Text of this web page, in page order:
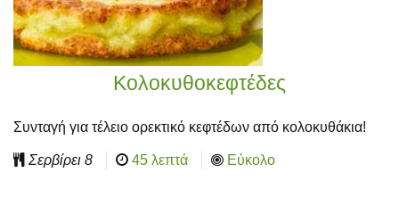
Κολοκυθοκεφτέδες
Συνταγή για τέλειο ορεκτικό κεφτέδων από κολοκυθάκια!
Σερβίρει 8 45 λεπτά Εύκολο